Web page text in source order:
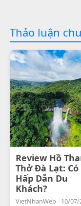
Thảo luận
Review Hồ
Thở Đà Lạt: Có
Hấp Dẫn Du
Khách?
VietNhanWeb - 10/07/